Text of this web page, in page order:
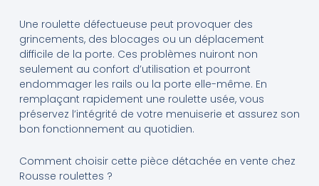
Une roulette défectueuse peut provoquer des
grincements, des blocages ou un déplacement
difficile de la porte. Ces problèmes nuiront non
seulement au confort d’utilisation et pourront
endommager les rails ou la porte elle-même. En
remplaçant rapidement une roulette usée, vous
préservez l’intégrité de votre menuiserie et assurez son
bon fonctionnement au quotidien.
Comment choisir cette pièce détachée en vente chez
Rousse roulettes ?